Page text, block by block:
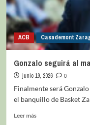
ACB Casademont
Gonzalo seguirá al
junio 19, 2026
0
Finalmente será
el banquillo de Basket
Leer más